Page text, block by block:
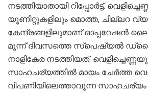
നടത്തിയാതായി റിപ്പോർട്ട്.
യൂണിറ്റുകളിലും മൊത്ത, ചില്ലറ
കേന്ദ്രങ്ങളിലുമാണ് ഓപ്പറേഷൻ
മൂന്ന് ദിവസത്തെ സ്പെഷ്യൽ
നാളികേര നടത്തിയത്.
സാഹചര്യത്തിൽ മായം ചേർത്ത
വിപണിയിലെത്താവുന്ന